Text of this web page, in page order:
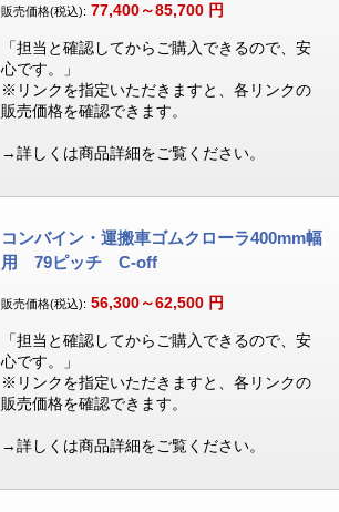
販売価格(税込): 77,400～85,700 円
「担当と確認してからご購入できるので、安
心です。」
※リンクを指定いただきますと、各リンクの
販売価格を確認できます。
→詳しくは商品詳細をご覧ください。
コンバイン・運搬車ゴムクローラ400mm幅
用 79ピッチ C-off
販売価格(税込): 56,300～62,500 円
「担当と確認してからご購入できるので、安
心です。」
※リンクを指定いただきますと、各リンクの
販売価格を確認できます。
→詳しくは商品詳細をご覧ください。